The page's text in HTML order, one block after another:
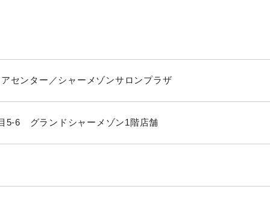
センター／シャーメゾンサロンプラザ
5-6 グランドシャーメゾン1階店舗